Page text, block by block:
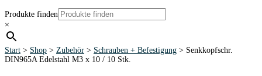
Produkte finden
×
Start > Shop > Zubehör > Schrauben + Befestigung > Senkkopfschr.
DIN965A Edelstahl M3 x 10 / 10 Stk.